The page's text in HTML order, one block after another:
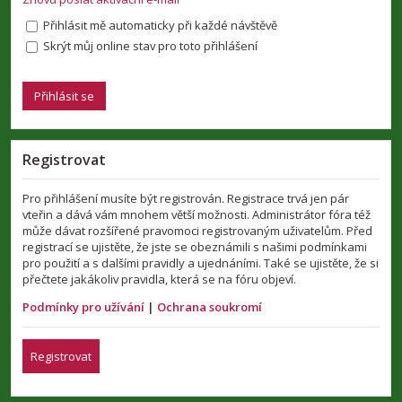
Přihlásit mě automaticky při každé návštěvě
Skrýt můj online stav pro toto přihlášení
Registrovat
Pro přihlášení musíte být registrován. Registrace trvá jen pár
vteřin a dává vám mnohem větší možnosti. Administrátor fóra též
může dávat rozšířené pravomoci registrovaným uživatelům. Před
registrací se ujistěte, že jste se obeznámili s našimi podmínkami
pro použití a s dalšími pravidly a ujednáními. Také se ujistěte, že si
přečtete jakákoliv pravidla, která se na fóru objeví.
Podmínky pro užívání | Ochrana soukromí
Registrovat